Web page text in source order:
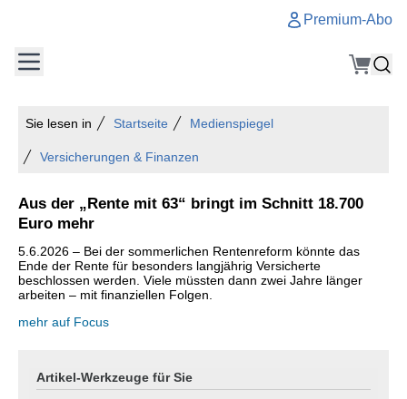
Premium-Abo
Sie lesen in Startseite Medienspiegel
Versicherungen & Finanzen
Aus der „Rente mit 63“ bringt im Schnitt 18.700
Euro mehr
5.6.2026 – Bei der sommerlichen Rentenreform könnte das
Ende der Rente für besonders langjährig Versicherte
beschlossen werden. Viele müssten dann zwei Jahre länger
arbeiten – mit finanziellen Folgen.
mehr auf Focus
Artikel-Werkzeuge für Sie